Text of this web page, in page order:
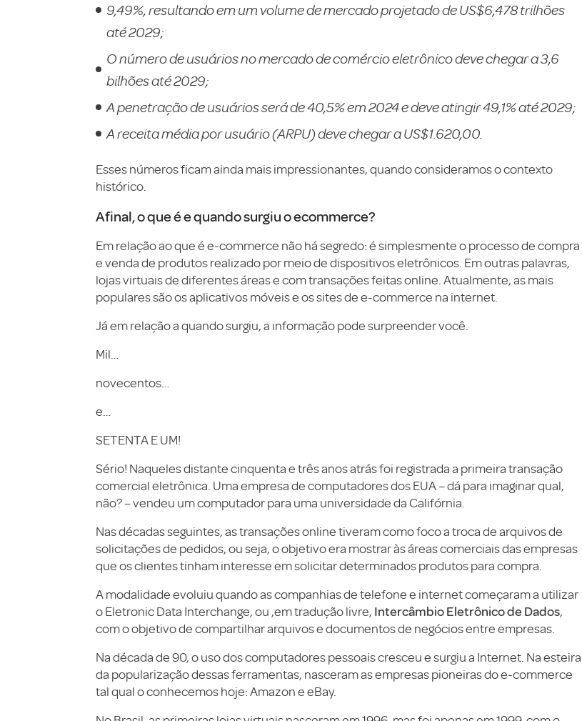
9,49%, resultando em um volume de mercado projetado de US$6,478 trilhões
até 2029;
O número de usuários no mercado de comércio eletrônico deve chegar a 3,6
bilhões até 2029;
A penetração de usuários será de 40,5% em 2024 e deve atingir 49,1% até 2029;
A receita média por usuário (ARPU) deve chegar a US$1.620,00.
Esses números ficam ainda mais impressionantes, quando consideramos o contexto
histórico.
Afinal, o que é e quando surgiu o ecommerce?
Em relação ao que é e-commerce não há segredo: é simplesmente o processo de compra
e venda de produtos realizado por meio de dispositivos eletrônicos. Em outras palavras,
lojas virtuais de diferentes áreas e com transações feitas online. Atualmente, as mais
populares são os aplicativos móveis e os sites de e-commerce na internet.
Já em relação a quando surgiu, a informação pode surpreender você.
Mil…
novecentos…
e…
SETENTA E UM!
Sério! Naqueles distante cinquenta e três anos atrás foi registrada a primeira transação
comercial eletrônica. Uma empresa de computadores dos EUA – dá para imaginar qual,
não? – vendeu um computador para uma universidade da Califórnia.
Nas décadas seguintes, as transações online tiveram como foco a troca de arquivos de
solicitações de pedidos, ou seja, o objetivo era mostrar às áreas comerciais das empresas
que os clientes tinham interesse em solicitar determinados produtos para compra.
A modalidade evoluiu quando as companhias de telefone e internet começaram a utilizar
o Eletronic Data Interchange, ou ,em tradução livre, Intercâmbio Eletrônico de Dados,
com o objetivo de compartilhar arquivos e documentos de negócios entre empresas.
Na década de 90, o uso dos computadores pessoais cresceu e surgiu a Internet. Na esteira
da popularização dessas ferramentas, nasceram as empresas pioneiras do e-commerce
tal qual o conhecemos hoje: Amazon e eBay.